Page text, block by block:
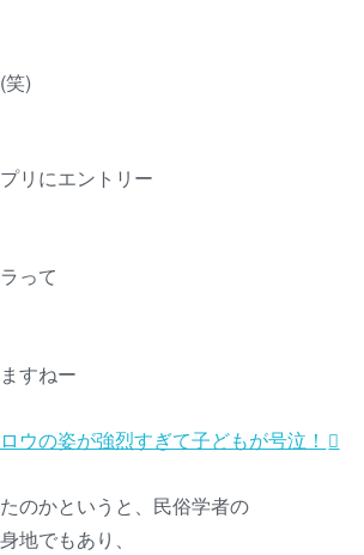
笑)
リにエントリー
って
すねー
ウの姿が強烈すぎて子どもが号泣！
のかというと、民俗学者の
地でもあり、